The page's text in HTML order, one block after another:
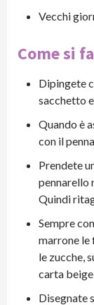
Vecchi
Come si fa
Dipingete
sacchetto
Quando è
con il
Prendete
pennarello
Quindi
Sempre
marrone le
le zucche,
carta
Disegnate